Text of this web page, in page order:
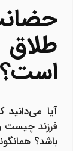
است؟
آیا
فرزند چیست و
باشد؟